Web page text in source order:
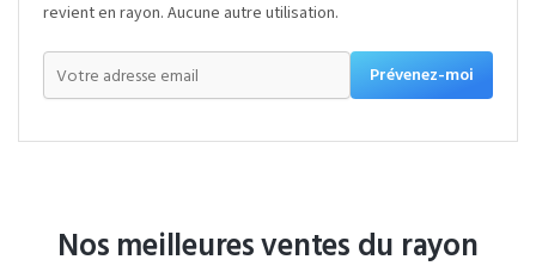
revient en rayon. Aucune autre utilisation.
Prévenez-moi
Nos meilleures ventes du rayon